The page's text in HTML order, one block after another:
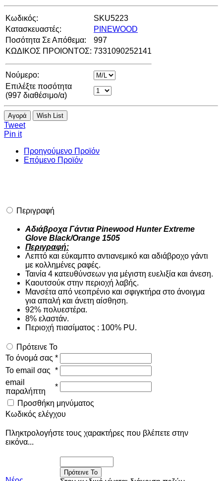
Κωδικός:
SKU5223
Κατασκευαστές:
PINEWOOD
Ποσότητα Σε Απόθεμα:
997
ΚΩΔΙΚΟΣ ΠΡΟΙΟΝΤΟΣ: 7331090252141
Νούμερο:
Επιλέξτε ποσότητα
(997 διαθέσιμο/α)
Αγορά Wish List
Tweet
Pin it
Προηγούμενο Προϊόν
Επόμενο Προϊόν
Περιγραφή
Αδιάβροχα Γάντια Pinewood Hunter Extreme
Glove Black/Orange 1505
Περιγραφή:
Λεπτό και εύκαμπτο αντιανεμικό και αδιάβροχο γάντι
με κολλημένες ραφές.
Ταινία 4 κατευθύνσεων για μέγιστη ευελιξία και άνεση.
Καουτσούκ στην περιοχή λαβής.
Μανσέτα από νεοπρένιο και σφιγκτήρα στο άνοιγμα
για απαλή και άνετη αίσθηση.
92% πολυεστέρα.
8% ελαστάν.
Περιοχή πιασίματος : 100% PU.
Πρότεινε Το
Το όνομά σας *
Το email σας *
email
παραλήπτη
*
Προσθήκη μηνύματος
Κωδικός ελέγχου
Πληκτρολογήστε τους χαρακτήρες που βλέπετε στην
εικόνα...
Πρότεινε Το